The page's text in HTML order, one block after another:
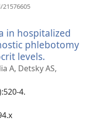
in hospitalized
phlebotomy
levels.
νέο
A, Detsky AS,
4.